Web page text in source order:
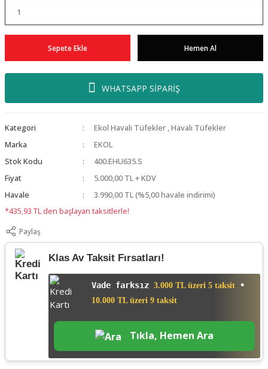
Sepete Ekle Hemen Al
WHATSAPP SİPARİŞ
Kategori Ekol Havalı Tüfekler ,Havalı Tüfekler
Marka
EKOL
Stok Kodu
400.EHU635.S
Fiyat
5.000,00 TL + KDV
Havale
3.990,00 TL (%5,00 havale indirimi)
*435,93 TL den başlayan taksitlerle!
Paylaş
Klas Av Taksit Fırsatları!
Vade farksız 3.000 TL üzeri 5 taksit •
10.000 TL üzeri 9 taksit
Tıkla, Hemen Ara